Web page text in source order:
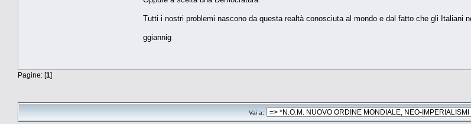
Tutti i nostri problemi nascono da questa realtà conosciuta al mondo e dal fatto che gli Italiani
ggiannig
Pagine: [1]
Vai a: